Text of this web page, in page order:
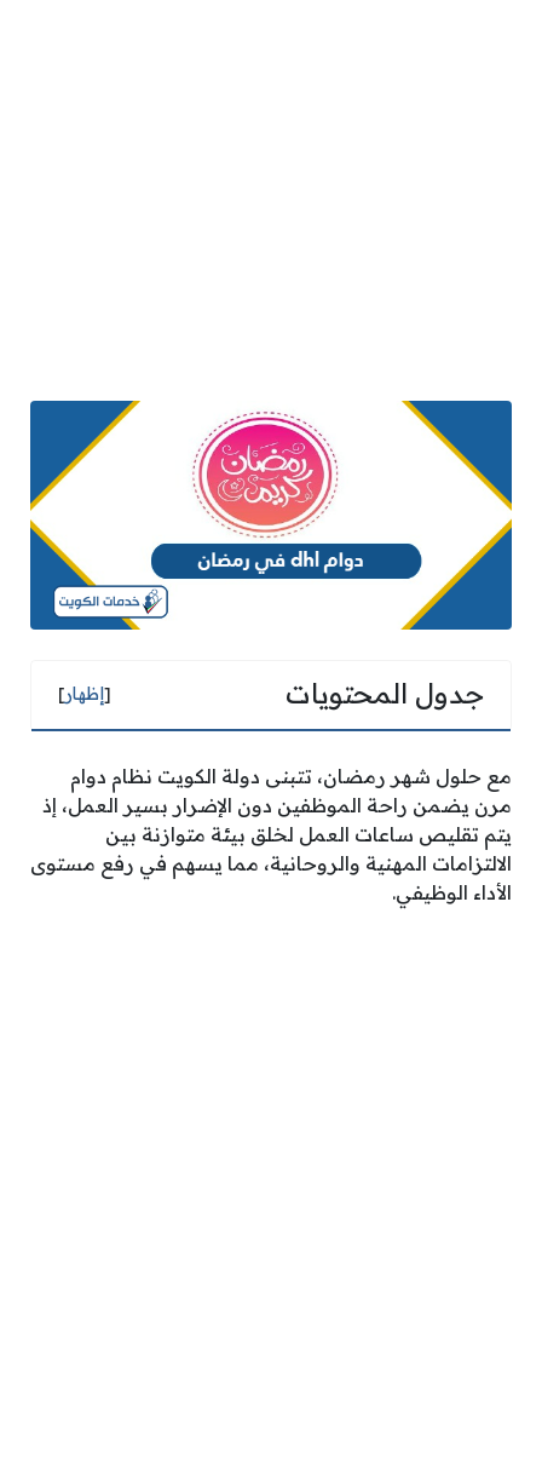
جدول المحتويات [إظهار]
مع حلول شهر رمضان، تتبنى دولة الكويت نظام دوام
مرن يضمن راحة الموظفين دون الإضرار بسير العمل، إذ
يتم تقليص ساعات العمل لخلق بيئة متوازنة بين
الالتزامات المهنية والروحانية، مما يسهم في رفع مستوى
الأداء الوظيفي.